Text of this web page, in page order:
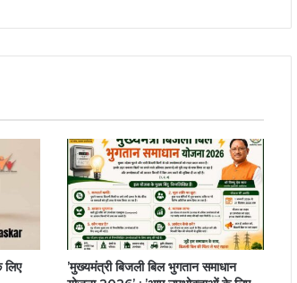
लिए
’मुख्यमंत्री बिजली बिल भुगतान समाधान